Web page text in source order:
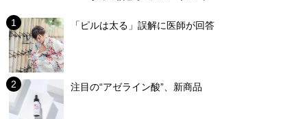
「ピルは太る」誤解に医師が回答
注目の“アゼライン酸”、新商品